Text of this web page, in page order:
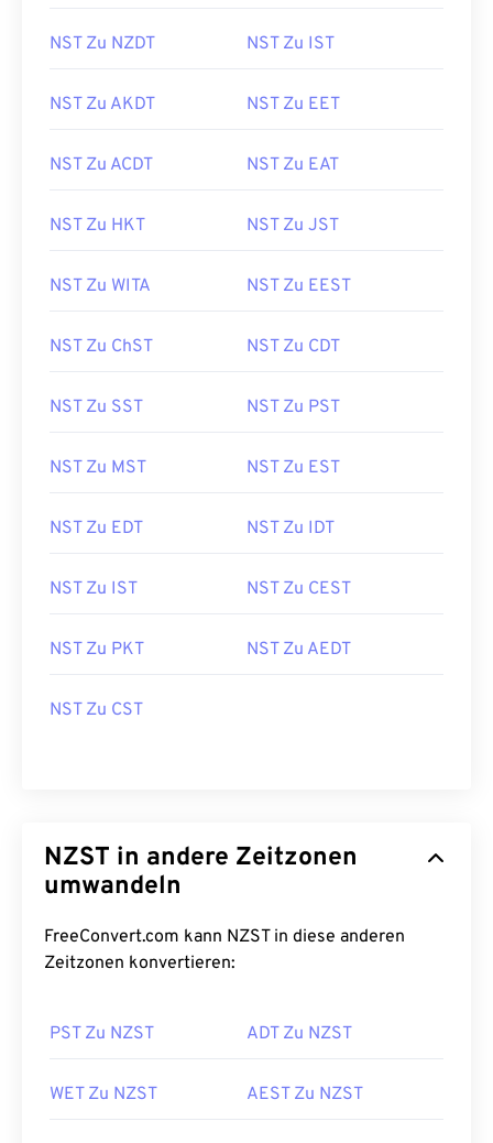
NST Zu NZDT NST Zu IST
NST Zu AKDT NST Zu EET
NST Zu ACDT NST Zu EAT
NST Zu HKT NST Zu JST
NST Zu WITA NST Zu EEST
NST Zu ChST NST Zu CDT
NST Zu SST NST Zu PST
NST Zu MST NST Zu EST
NST Zu EDT NST Zu IDT
NST Zu IST NST Zu CEST
NST Zu PKT NST Zu AEDT
NST Zu CST
NZST in andere Zeitzonen
umwandeln
FreeConvert.com kann NZST in diese anderen
Zeitzonen konvertieren:
PST Zu NZST ADT Zu NZST
WET Zu NZST AEST Zu NZST